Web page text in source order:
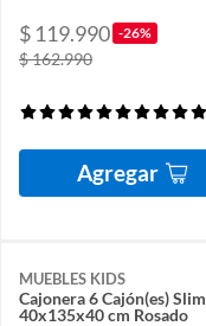
$ 119.990 -26%
$ 162.990
Agregar
MUEBLES KIDS
Cajonera 6 Cajón(es) Slim
40x135x40 cm Rosado